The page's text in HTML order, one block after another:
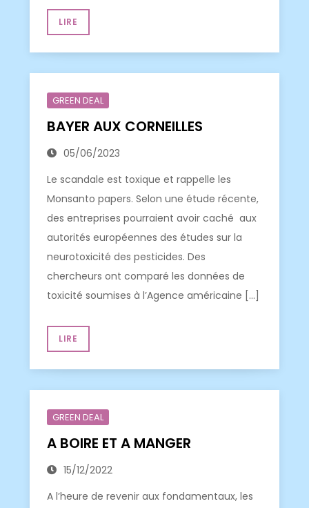
LIRE
GREEN DEAL
BAYER AUX CORNEILLES
05/06/2023
Le scandale est toxique et rappelle les
Monsanto papers. Selon une étude récente,
des entreprises pourraient avoir caché aux
autorités européennes des études sur la
neurotoxicité des pesticides. Des
chercheurs ont comparé les données de
toxicité soumises à l’Agence américaine […]
LIRE
GREEN DEAL
A BOIRE ET A MANGER
15/12/2022
A l’heure de revenir aux fondamentaux, les